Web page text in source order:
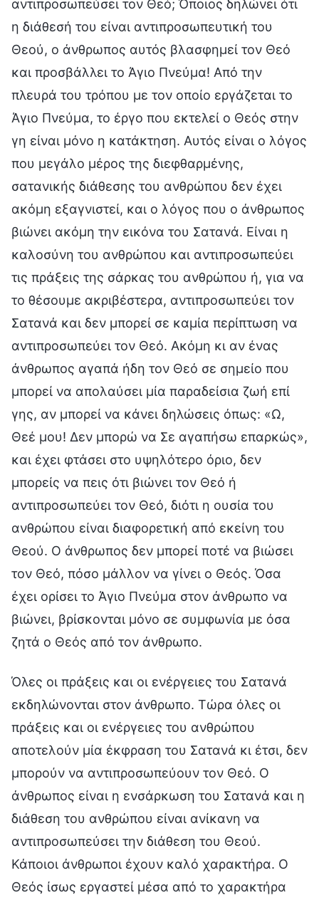
αντιπροσωπεύσει τον Θεό; Όποιος δηλώνει ότι
η διάθεσή του είναι αντιπροσωπευτική του
Θεού, ο άνθρωπος αυτός βλασφημεί τον Θεό
και προσβάλλει το Άγιο Πνεύμα! Από την
πλευρά του τρόπου με τον οποίο εργάζεται το
Άγιο Πνεύμα, το έργο που εκτελεί ο Θεός στην
γη είναι μόνο η κατάκτηση. Αυτός είναι ο λόγος
που μεγάλο μέρος της διεφθαρμένης,
σατανικής διάθεσης του ανθρώπου δεν έχει
ακόμη εξαγνιστεί, και ο λόγος που ο άνθρωπος
βιώνει ακόμη την εικόνα του Σατανά. Είναι η
καλοσύνη του ανθρώπου και αντιπροσωπεύει
τις πράξεις της σάρκας του ανθρώπου ή, για να
το θέσουμε ακριβέστερα, αντιπροσωπεύει τον
Σατανά και δεν μπορεί σε καμία περίπτωση να
αντιπροσωπεύει τον Θεό. Ακόμη κι αν ένας
άνθρωπος αγαπά ήδη τον Θεό σε σημείο που
μπορεί να απολαύσει μία παραδείσια ζωή επί
γης, αν μπορεί να κάνει δηλώσεις όπως: «Ω,
Θεέ μου! Δεν μπορώ να Σε αγαπήσω επαρκώς»,
και έχει φτάσει στο υψηλότερο όριο, δεν
μπορείς να πεις ότι βιώνει τον Θεό ή
αντιπροσωπεύει τον Θεό, διότι η ουσία του
ανθρώπου είναι διαφορετική από εκείνη του
Θεού. Ο άνθρωπος δεν μπορεί ποτέ να βιώσει
τον Θεό, πόσο μάλλον να γίνει ο Θεός. Όσα
έχει ορίσει το Άγιο Πνεύμα στον άνθρωπο να
βιώνει, βρίσκονται μόνο σε συμφωνία με όσα
ζητά ο Θεός από τον άνθρωπο.
Όλες οι πράξεις και οι ενέργειες του Σατανά
εκδηλώνονται στον άνθρωπο. Τώρα όλες οι
πράξεις και οι ενέργειες του ανθρώπου
αποτελούν μία έκφραση του Σατανά κι έτσι, δεν
μπορούν να αντιπροσωπεύουν τον Θεό. Ο
άνθρωπος είναι η ενσάρκωση του Σατανά και η
διάθεση του ανθρώπου είναι ανίκανη να
αντιπροσωπεύσει την διάθεση του Θεού.
Κάποιοι άνθρωποι έχουν καλό χαρακτήρα. Ο
Θεός ίσως εργαστεί μέσα από το χαρακτήρα